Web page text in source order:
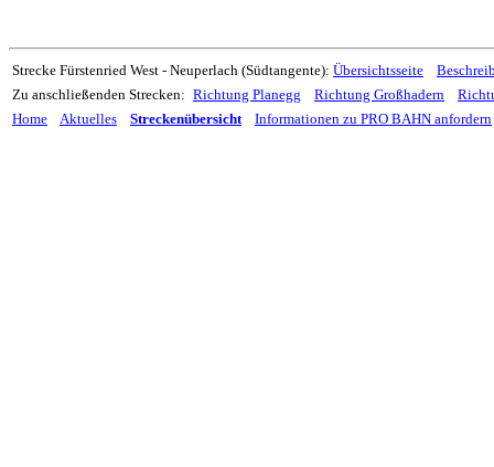
Strecke Fürstenried West - Neuperlach (Südtangente): Übersichtsseite
Zu anschließenden Strecken: Richtung Planegg Richtung Großhadern
Home
Aktuelles Streckenübersicht Informationen zu PRO BAHN anfordern